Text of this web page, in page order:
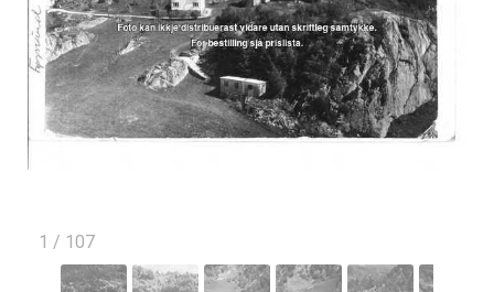
1 / 107